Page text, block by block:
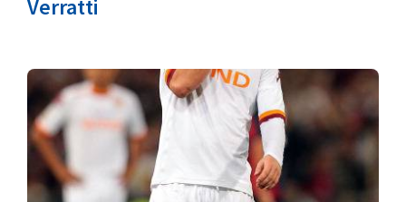
Verratti